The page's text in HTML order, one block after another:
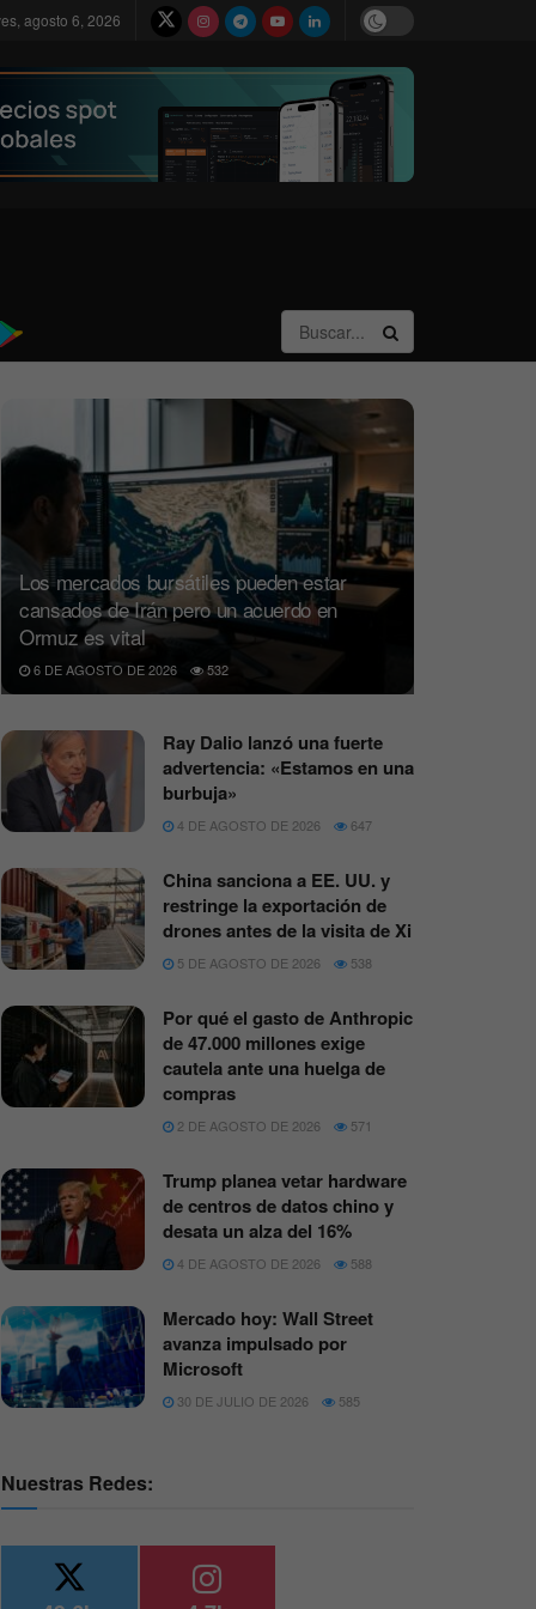
agosto 6, 2026
Los mercados bursátiles pueden estar
cansados de Irán pero un acuerdo en
Ormuz es vital
6 DE AGOSTO DE 2026 532
Ray Dalio lanzó una fuerte
advertencia: «Estamos en una
burbuja»
4 DE AGOSTO DE 2026 647
China sanciona a EE. UU. y
restringe la exportación de
drones antes de la visita de Xi
5 DE AGOSTO DE 2026 538
Por qué el gasto de Anthropic
de 47.000 millones exige
cautela ante una huelga de
compras
2 DE AGOSTO DE 2026 571
Trump planea vetar hardware
de centros de datos chino y
desata un alza del 16%
4 DE AGOSTO DE 2026 588
Mercado hoy: Wall Street
avanza impulsado por
Microsoft
30 DE JULIO DE 2026 585
Nuestras Redes: